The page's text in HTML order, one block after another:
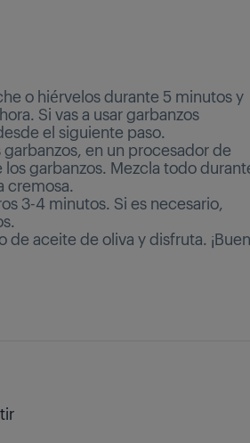
o hiérvelos durante 5 minutos y
Si vas a usar garbanzos
el siguiente paso.
en un procesador de
garbanzos. Mezcla todo
cremosa.
3-4 minutos. Si es necesario,
aceite de oliva y disfruta. ¡Buen